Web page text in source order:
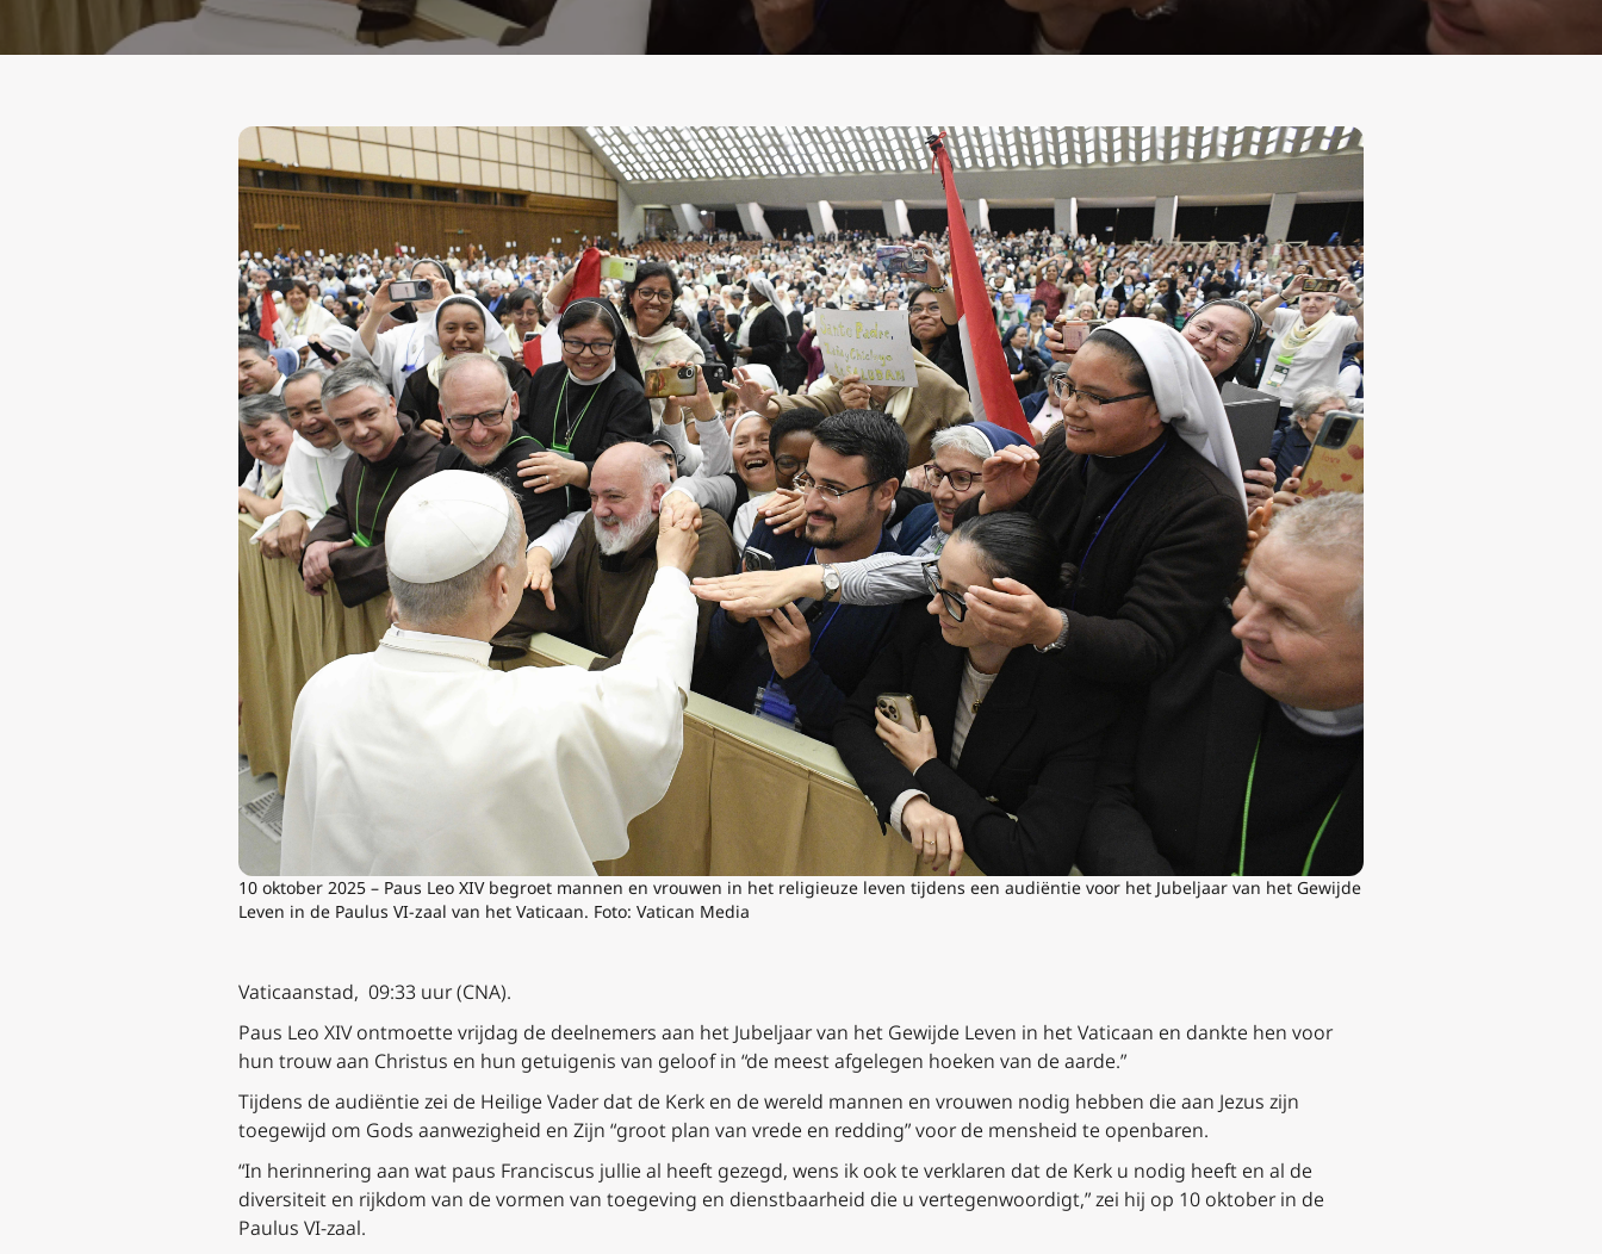
10 oktober 2025 – Paus Leo XIV begroet mannen en vrouwen in het religieuze leven tijdens een audiëntie voor het Jubeljaar van het Gewijde
Leven in de Paulus VI-zaal van het Vaticaan. Foto: Vatican Media
Vaticaanstad, 09:33 uur (CNA).
Paus Leo XIV ontmoette vrijdag de deelnemers aan het Jubeljaar van het Gewijde Leven in het Vaticaan en dankte hen voor
hun trouw aan Christus en hun getuigenis van geloof in “de meest afgelegen hoeken van de aarde.”
Tijdens de audiëntie zei de Heilige Vader dat de Kerk en de wereld mannen en vrouwen nodig hebben die aan Jezus zijn
toegewijd om Gods aanwezigheid en Zijn “groot plan van vrede en redding” voor de mensheid te openbaren.
“In herinnering aan wat paus Franciscus jullie al heeft gezegd, wens ik ook te verklaren dat de Kerk u nodig heeft en al de
diversiteit en rijkdom van de vormen van toegeving en dienstbaarheid die u vertegenwoordigt,” zei hij op 10 oktober in de
Paulus VI-zaal.